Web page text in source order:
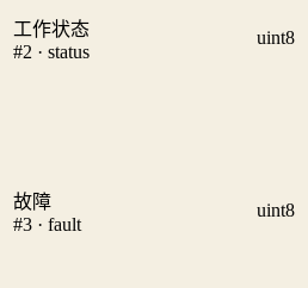
工作状态
#2 · status
uint8
故障
#3 · fault
uint8